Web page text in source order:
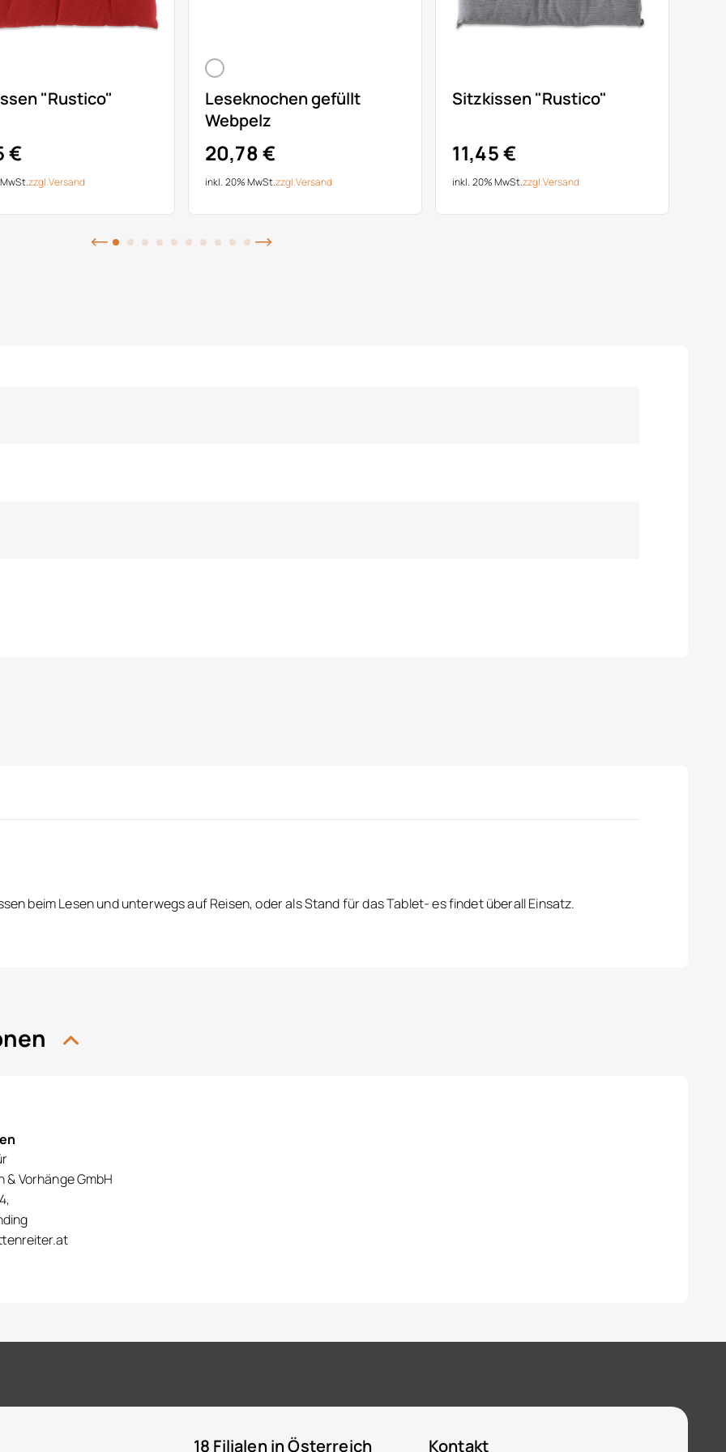
"Rustico"
€
zzgl.Versand
Leseknochen gefüllt
Webpelz
20,78 €
inkl. 20% MwSt.zzgl.Versand
Sitzkissen "Rustico"
11,45 €
inkl. 20% MwSt.zzgl.Versand
beim Lesen und unterwegs auf Reisen, oder als Stand für das Tablet- es findet überall Einsatz.
Vorhänge GmbH
18 Filialen in Österreich Kontakt